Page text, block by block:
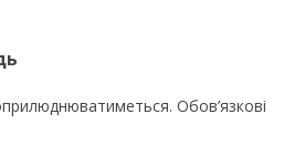
Обов’язкові